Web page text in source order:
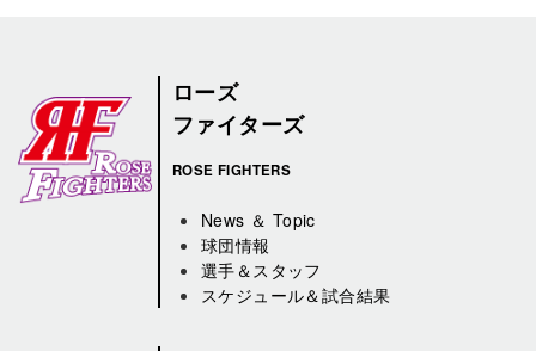
ローズ
ファイターズ
ROSE FIGHTERS
News ＆ Topic
球団情報
選手＆スタッフ
スケジュール＆試合結果